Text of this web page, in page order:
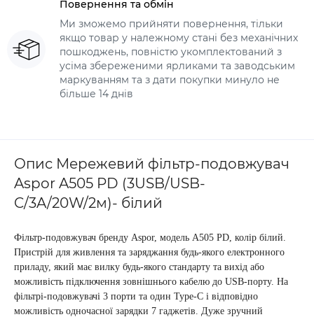
Повернення та обмін
Ми зможемо прийняти повернення, тільки
якщо товар у належному стані без механічних
пошкоджень, повністю укомплектований з
усіма збереженими ярликами та заводським
маркуванням та з дати покупки минуло не
більше 14 днів
Опис Мережевий фільтр-подовжувач
Aspor A505 PD (3USB/USB-
C/3A/20W/2м)- білий
Фільтр-подовжувач бренду Aspor, модель A505 PD, колір білий.
Пристрій для живлення та заряджання будь-якого електронного
приладу, який має вилку будь-якого стандарту та вихід або
можливість підключення зовнішнього кабелю до USB-порту. На
фільтрі-подовжувачі 3 порти та один Type-C і відповідно
можливість одночасної зарядки 7 гаджетів. Дуже зручний